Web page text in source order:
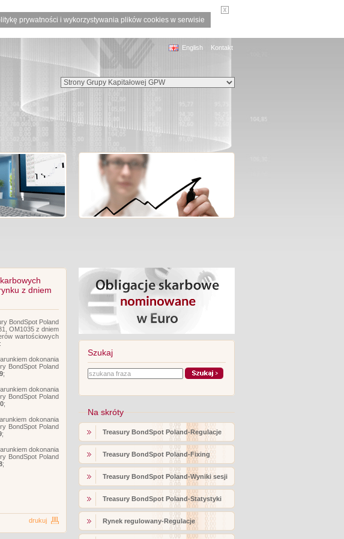
prywatności i wykorzystywania plików cookies w serwisie
English Kontakt
z dniem
BondSpot Poland
OM1035 z dniem
wartościowych
dokonania
BondSpot Poland
;
dokonania
BondSpot Poland
0;
dokonania
BondSpot Poland
;
dokonania
BondSpot Poland
;
drukuj
Szukaj
Na skróty
Treasury BondSpot Poland-Regulacje
Treasury BondSpot Poland-Fixing
Treasury BondSpot Poland-Wyniki sesji
Treasury BondSpot Poland-Statystyki
Rynek regulowany-Regulacje